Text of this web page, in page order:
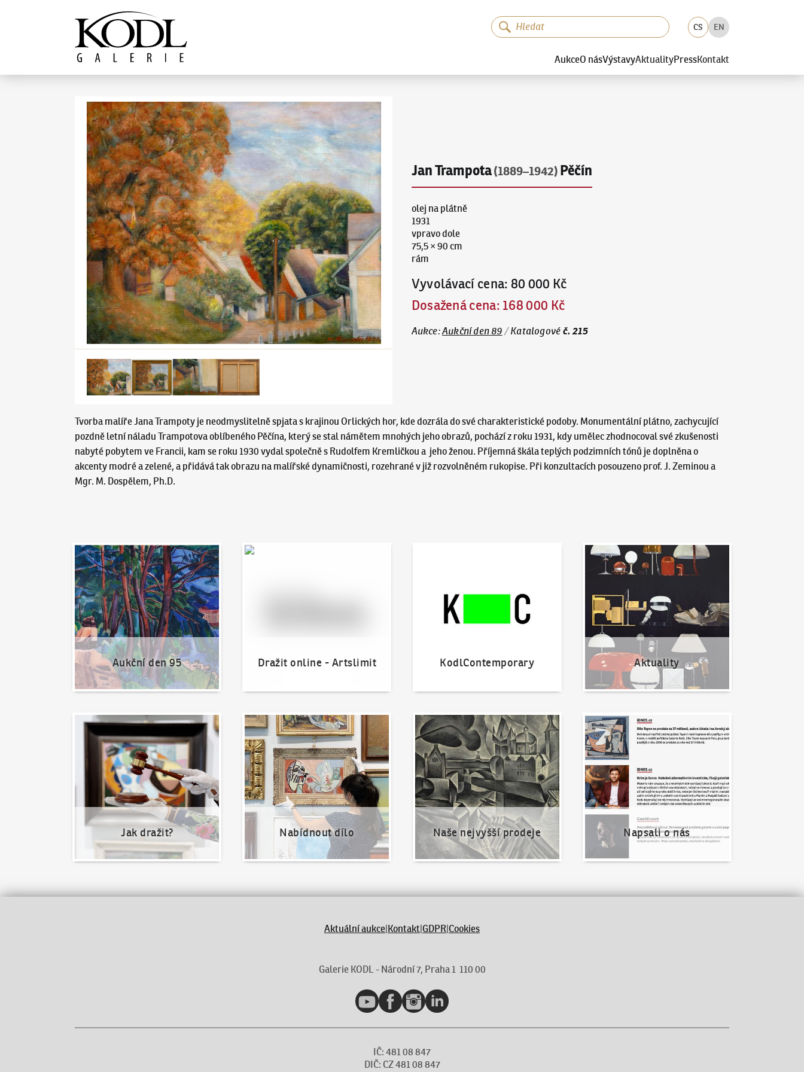
Galerie KODL
CS EN
AukceO násVýstavyAktualityPressKontakt
Jan Trampota(1889–1942) Pěčín
olej na plátně
1931
vpravo dole
75,5 × 90 cm
rám
Vyvolávací cena: 80 000 Kč
Dosažená cena: 168 000 Kč
Aukce:Aukční den 89 /Katalogové č.215
Tvorba malíře Jana Trampoty je neodmyslitelně spjata s krajinou Orlických hor, kde dozrála do své charakteristické podoby. Monumentální plátno, zachycující
pozdně letní náladu Trampotova oblíbeného Pěčína, který se stal námětem mnohých jeho obrazů, pochází z roku 1931, kdy umělec zhodnocoval své zkušenosti
nabyté pobytem ve Francii, kam se roku 1930 vydal společně s Rudolfem Kremličkou a jeho ženou. Příjemná škála teplých podzimních tónů je doplněna o
akcenty modré a zelené, a přidává tak obrazu na malířské dynamičnosti, rozehrané v již rozvolněném rukopise. Při konzultacích posouzeno prof. J. Zeminou a
Mgr. M. Dospělem, Ph.D.
Aukční den 95
Aukční den 95
Dražit online - Artslimit
Dražit online - Artslimit
KodlContemporary Aktuality
Aktuality
Jak dražit?
Jak dražit?
Nabídnout dílo
Nabídnout dílo
Naše nejvyšší prodeje
Naše nejvyšší prodeje
Napsali o nás
Napsali o nás
Aktuální aukce|Kontakt|GDPR|Cookies
Galerie KODL - Národní 7, Praha 1 110 00
YouTubeFacebookInstagramLinkedIn
IČ: 481 08 847
DIČ: CZ 481 08 847